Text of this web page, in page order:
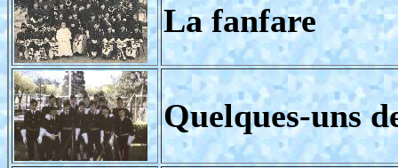
La fanfare
Quelques-uns